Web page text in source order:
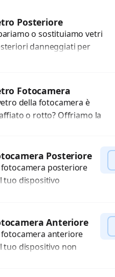
Posteriore
o sostituiamo vetri
danneggiati per
ricambi di alta
Fotocamera
della fotocamera è
o rotto? Offriamo la
Posteriore
fotocamera posteriore
tuo dispositivo
come immagini
messa a fuoco
funzionante,...
Anteriore
fotocamera anteriore
tuo dispositivo non